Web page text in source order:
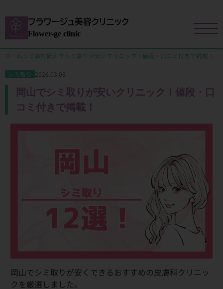
フラワージュ美容クリニック
Flower-ge clinic
ホーム シミ取り 岡山でシミ取りが安いクリニック！値段・口コミ付きで掲載！
シミ取り 2026.03.06
岡山でシミ取りが安いクリニック！値段・口
コミ付きで掲載！
岡山でシミ取りが安くできるおすすめの皮膚科クリニッ
クを厳選しました。